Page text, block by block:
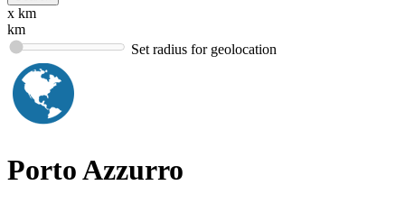
x km
km
Set radius for geolocation
Porto Azzurro